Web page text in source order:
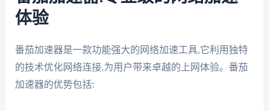
体验
番茄加速器是一款功能强大的网络加速工具,它利用独特
的技术优化网络连接,为用户带来卓越的上网体验。番茄
加速器的优势包括: